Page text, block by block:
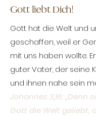
Gott liebt Dich!
Gott hat die Welt und
geschaffen, weil er
mit uns haben wollte.
guter Vater, der seine
und ihnen nahe sein
Johannes 3,16: „Denn
Gott die Welt geliebt,